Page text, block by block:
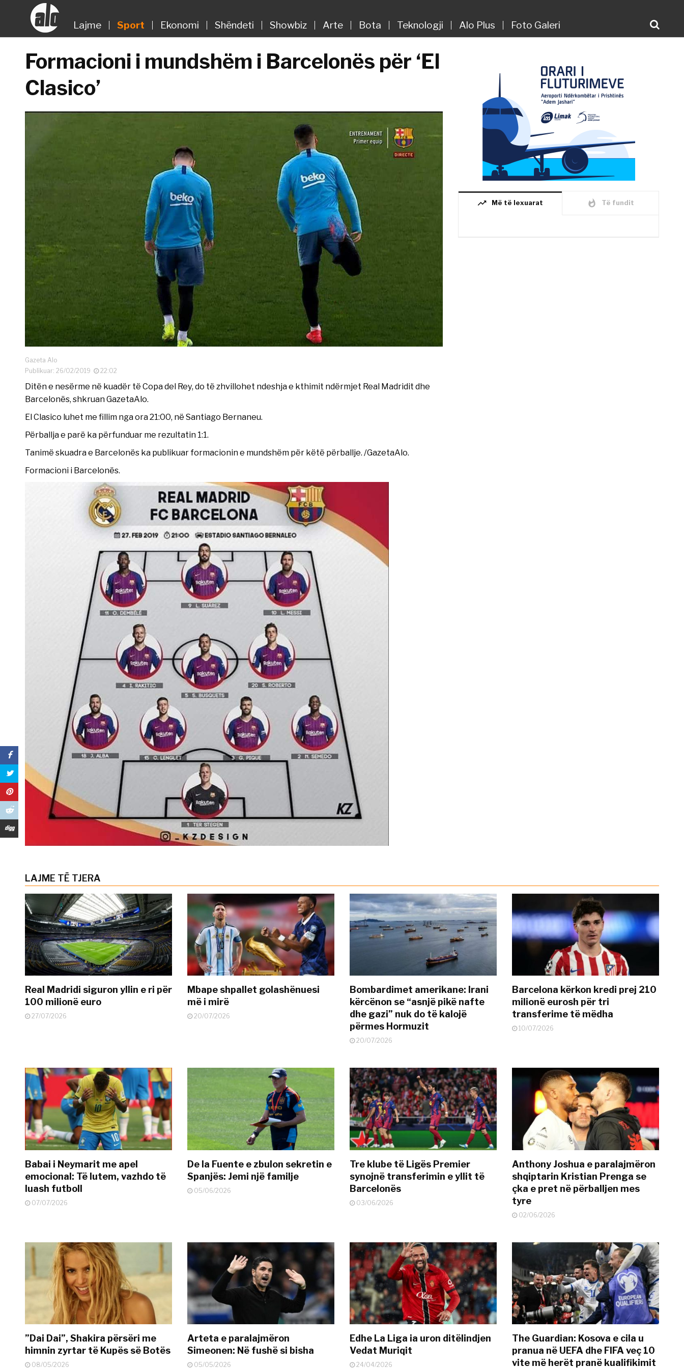
Lajme Sport Ekonomi Shëndeti Showbiz Arte Bota Teknologji Alo Plus Foto Galeri
Formacioni i mundshëm i Barcelonës për ‘El
Clasico’
Gazeta Alo
Publikuar: 26/02/2019
22:02
Ditën e nesërme në kuadër të Copa del Rey, do të zhvillohet ndeshja e kthimit ndërmjet Real Madridit dhe
Barcelonës, shkruan GazetaAlo.
El Clasico luhet me fillim nga ora 21:00, në Santiago Bernaneu.
Përballja e parë ka përfunduar me rezultatin 1:1.
Tanimë skuadra e Barcelonës ka publikuar formacionin e mundshëm për këtë përballje. /GazetaAlo.
Formacioni i Barcelonës.
trending_up Më të lexuarat whatshot Të fundit
LAJME TË TJERA
Real Madridi siguron yllin e ri për
100 milionë euro
27/07/2026
Mbape shpallet golashënuesi
më i mirë
20/07/2026
Bombardimet amerikane: Irani
kërcënon se “asnjë pikë nafte
dhe gazi” nuk do të kalojë
përmes Hormuzit
20/07/2026
Barcelona kërkon kredi prej 210
milionë eurosh për tri
transferime të mëdha
10/07/2026
Babai i Neymarit me apel
emocional: Të lutem, vazhdo të
luash futboll
07/07/2026
De la Fuente e zbulon sekretin e
Spanjës: Jemi një familje
05/06/2026
Tre klube të Ligës Premier
synojnë transferimin e yllit të
Barcelonës
03/06/2026
Anthony Joshua e paralajmëron
shqiptarin Kristian Prenga se
çka e pret në përballjen mes
tyre
02/06/2026
”Dai Dai”, Shakira përsëri me
himnin zyrtar të Kupës së Botës
08/05/2026
Arteta e paralajmëron
Simeonen: Në fushë si bisha
05/05/2026
Edhe La Liga ia uron ditëlindjen
Vedat Muriqit
24/04/2026
The Guardian: Kosova e cila u
pranua në UEFA dhe FIFA veç 10
vite më herët pranë kualifikimit